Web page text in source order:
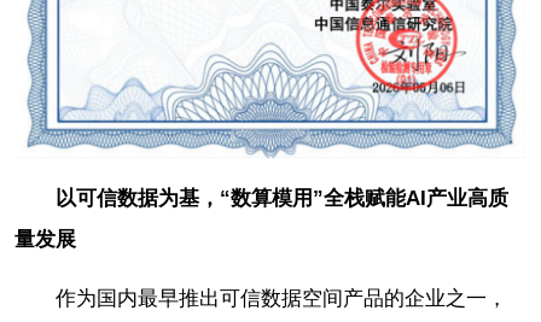
以可信数据为基，“数算模用”全栈赋能AI产业高质
量发展
作为国内最早推出可信数据空间产品的企业之一，